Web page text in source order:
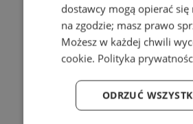
dostawcy mogą opierać
na zgodzie; masz prawo
Możesz w każdej chwili
cookie. Polityka
ODRZUĆ